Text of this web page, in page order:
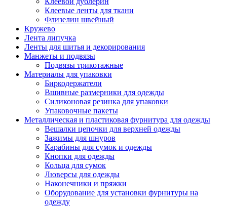
Клеевые ленты для ткани
Флизелин швейный
Кружево
Лента липучка
Ленты для шитья и декорирования
Манжеты и подвязы
Подвязы трикотажные
Материалы для упаковки
Биркодержатели
Вшивные размерники для одежды
Силиконовая резинка для упаковки
Упаковочные пакеты
Металлическая и пластиковая фурнитура для одежды
Вешалки цепочки для верхней одежды
Зажимы для шнуров
Карабины для сумок и одежды
Кнопки для одежды
Кольца для сумок
Люверсы для одежды
Наконечники и пряжки
Оборудование для установки фурнитуры на
одежду